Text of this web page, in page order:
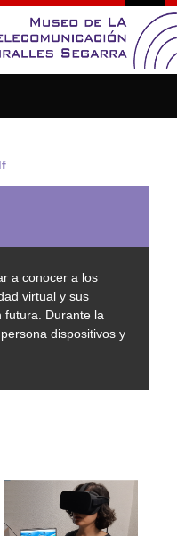
a conocer a los
virtual y sus
futura. Durante la
dispositivos y